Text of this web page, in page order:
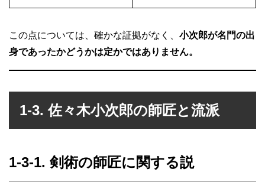
この点については、確かな証拠がなく、 小次郎が名門の出
身であったかどうかは定かではありません。
1-3. 佐々木小次郎の師匠と流派
1-3-1. 剣術の師匠に関する説